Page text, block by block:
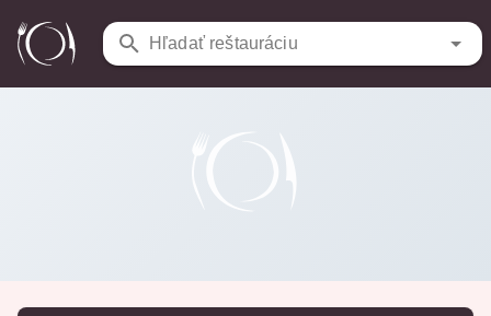
Hľadať reštauráciu
Reštaurácie / Bistro Koruna